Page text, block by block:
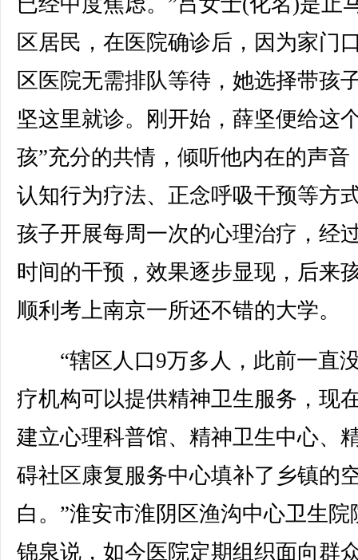
区居民，在医院确诊后，因为家门
区医院无需排队等待，她选择带孩
坚这里就诊。刚开始，薛坚便给这
孩”充分的共情，倾听他内在的声音
认知行为疗法、正念呼吸干预等方
孩子开展每周一次的心理治疗，经
时间的干预，效果逐步显现，后来
顺利考上南京一所还不错的大学。
“辖区人口9万多人，此前一直
疗机构可以提供精神卫生服务，现
建立心理科普馆、精神卫生中心、
碍社区康复服务中心填补了乡镇的
白。”淮安市淮阴区渔沟中心卫生院
锦泉说，如今医院定期组织面向群